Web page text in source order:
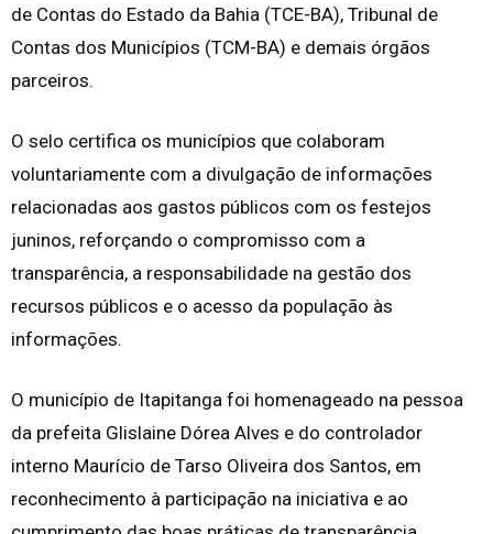
de Contas do Estado da Bahia (TCE-BA), Tribunal de
Contas dos Municípios (TCM-BA) e demais órgãos
parceiros.
O selo certifica os municípios que colaboram
voluntariamente com a divulgação de informações
relacionadas aos gastos públicos com os festejos
juninos, reforçando o compromisso com a
transparência, a responsabilidade na gestão dos
recursos públicos e o acesso da população às
informações.
O município de Itapitanga foi homenageado na pessoa
da prefeita Glislaine Dórea Alves e do controlador
interno Maurício de Tarso Oliveira dos Santos, em
reconhecimento à participação na iniciativa e ao